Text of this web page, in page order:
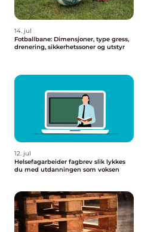
14. jul
Fotballbane: Dimensjoner, type gress,
drenering, sikkerhetssoner og utstyr
12. jul
Helsefagarbeider fagbrev slik lykkes
du med utdanningen som voksen